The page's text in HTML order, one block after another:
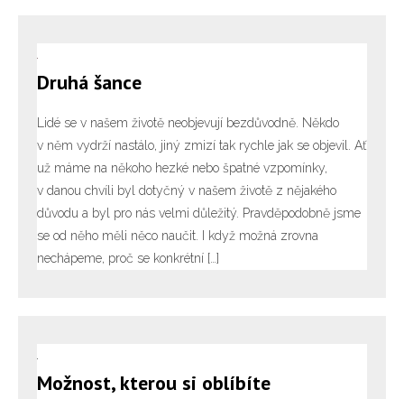
Druhá šance
Lidé se v našem životě neobjevují bezdůvodně. Někdo
v něm vydrží nastálo, jiný zmizí tak rychle jak se objevil. Ať
už máme na někoho hezké nebo špatné vzpomínky,
v danou chvíli byl dotyčný v našem životě z nějakého
důvodu a byl pro nás velmi důležitý. Pravděpodobně jsme
se od něho měli něco naučit. I když možná zrovna
nechápeme, proč se konkrétní […]
Možnost, kterou si oblíbíte